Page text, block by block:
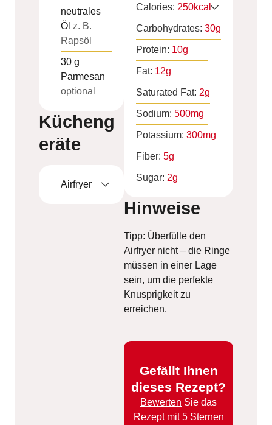
neutrales
Öl z. B.
Rapsöl
30 g
Parmesan
optional
Kücheng
eräte
Airfryer
Calories: 250kcal
Carbohydrates: 30g
Protein: 10g
Fat: 12g
Saturated Fat: 2g
Sodium: 500mg
Potassium: 300mg
Fiber: 5g
Sugar: 2g
Hinweise
Tipp: Überfülle den
Airfryer nicht – die Ringe
müssen in einer Lage
sein, um die perfekte
Knusprigkeit zu
erreichen.
Gefällt Ihnen
dieses Rezept?
Bewerten Sie das
Rezept mit 5 Sternen